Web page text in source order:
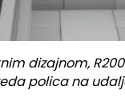
dizajnom,
polica na